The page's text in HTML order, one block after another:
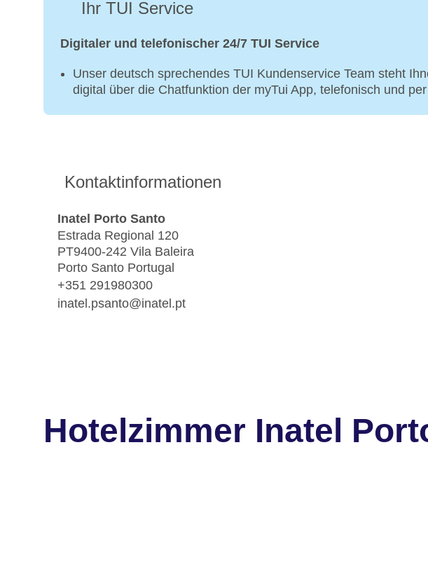
Ihr TUI Service
Digitaler und telefonischer 24/7 TUI Service
Unser deutsch sprechendes TUI Kundenservice Team steht
digital über die Chatfunktion der myTui App, telefonisch und
Kontaktinformationen
Inatel Porto Santo
Estrada Regional 120
PT9400-242 Vila Baleira
Porto Santo Portugal
+351 291980300
inatel.psanto@inatel.pt
Hotelzimmer Inatel